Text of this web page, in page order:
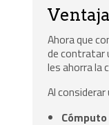
Ahora que
de contratar
les ahorra la
Al